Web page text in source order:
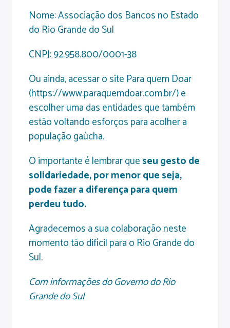
Nome: Associação dos Bancos no Estado
do Rio Grande do Sul
CNPJ: 92.958.800/0001-38
Ou ainda, acessar o site Para quem Doar
(https://www.paraquemdoar.com.br/) e
escolher uma das entidades que também
estão voltando esforços para acolher a
população gaúcha.
O importante é lembrar queseu gesto de
solidariedade, por menor que seja,
pode fazer a diferença para quem
perdeu tudo.
Agradecemos a sua colaboração neste
momento tão difícil para o Rio Grande do
Sul.
Com informações do Governo do Rio
Grande do Sul